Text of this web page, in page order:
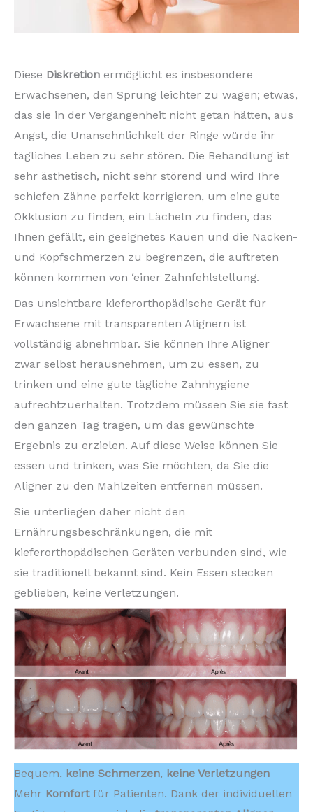
Diese Diskretion ermöglicht es insbesondere
Erwachsenen, den Sprung leichter zu wagen; etwas,
das sie in der Vergangenheit nicht getan hätten, aus
Angst, die Unansehnlichkeit der Ringe würde ihr
tägliches Leben zu sehr stören. Die Behandlung ist
sehr ästhetisch, nicht sehr störend und wird Ihre
schiefen Zähne perfekt korrigieren, um eine gute
Okklusion zu finden, ein Lächeln zu finden, das
Ihnen gefällt, ein geeignetes Kauen und die Nacken-
und Kopfschmerzen zu begrenzen, die auftreten
können kommen von ‘einer Zahnfehlstellung.
Das unsichtbare kieferorthopädische Gerät für
Erwachsene mit transparenten Alignern ist
vollständig abnehmbar. Sie können Ihre Aligner
zwar selbst herausnehmen, um zu essen, zu
trinken und eine gute tägliche Zahnhygiene
aufrechtzuerhalten. Trotzdem müssen Sie sie fast
den ganzen Tag tragen, um das gewünschte
Ergebnis zu erzielen. Auf diese Weise können Sie
essen und trinken, was Sie möchten, da Sie die
Aligner zu den Mahlzeiten entfernen müssen.
Sie unterliegen daher nicht den
Ernährungsbeschränkungen, die mit
kieferorthopädischen Geräten verbunden sind, wie
sie traditionell bekannt sind. Kein Essen stecken
geblieben, keine Verletzungen.
Bequem, keine Schmerzen, keine Verletzungen
Mehr Komfortfür Patienten. Dank der individuellen